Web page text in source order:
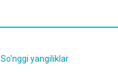
So'nggi yangiliklar